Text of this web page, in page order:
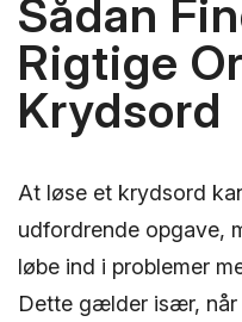
Sådan
Rigtige
Krydsord
At løse et krydsord
udfordrende opgave,
løbe ind i problemer
Dette gælder især, når